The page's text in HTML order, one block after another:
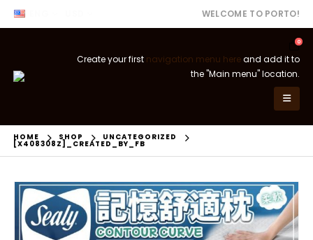
WELCOME TO PORTO!
0
Create your first navigation menu hereand add it to
the "Main menu" location.
HOME SHOP UNCATEGORIZED
[X408308Z]_CREATED_BY_FB